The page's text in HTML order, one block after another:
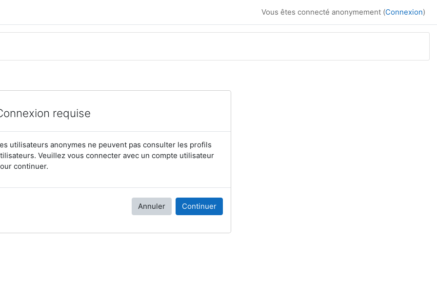
Vous êtes connecté anonymement (Connexion)
requise
utilisateurs anonymes ne peuvent pas consulter les profils
Veuillez vous connecter avec un compte utilisateur
continuer.
Annuler Continuer